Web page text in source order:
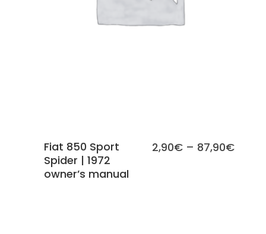
Fiat 850 Sport
Spider | 1972
owner’s manual
2,90€ – 87,90€